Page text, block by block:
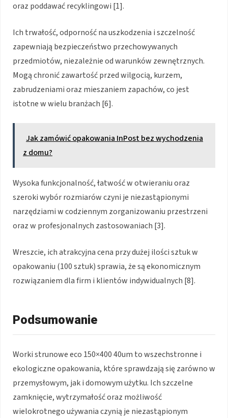
oraz poddawać recyklingowi [1].
Ich trwałość, odporność na uszkodzenia i szczelność
zapewniają bezpieczeństwo przechowywanych
przedmiotów, niezależnie od warunków zewnętrznych.
Mogą chronić zawartość przed wilgocią, kurzem,
zabrudzeniami oraz mieszaniem zapachów, co jest
istotne w wielu branżach [6].
Jak zamówić opakowania InPost bez wychodzenia
z domu?
Wysoka funkcjonalność, łatwość w otwieraniu oraz
szeroki wybór rozmiarów czyni je niezastąpionymi
narzędziami w codziennym zorganizowaniu przestrzeni
oraz w profesjonalnych zastosowaniach [3].
Wreszcie, ich atrakcyjna cena przy dużej ilości sztuk w
opakowaniu (100 sztuk) sprawia, że są ekonomicznym
rozwiązaniem dla firm i klientów indywidualnych [8].
Podsumowanie
Worki strunowe eco 150×400 40um to wszechstronne i
ekologiczne opakowania, które sprawdzają się zarówno w
przemysłowym, jak i domowym użytku. Ich szczelne
zamknięcie, wytrzymałość oraz możliwość
wielokrotnego używania czynią je niezastąpionym